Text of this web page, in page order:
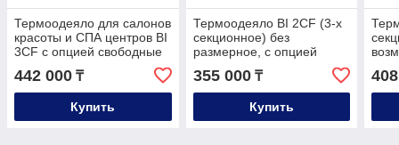
Термоодеяло для салонов
красоты и СПА центров BI
3CF с опцией свободные
руки (под все размеры)
442 000 ₸
Купить
Термоодеяло BI 2CF (3-х
секционное) без
размерное, с опцией
свободные руки! с
возможность отключения
секции
355 000₸
Купить
для